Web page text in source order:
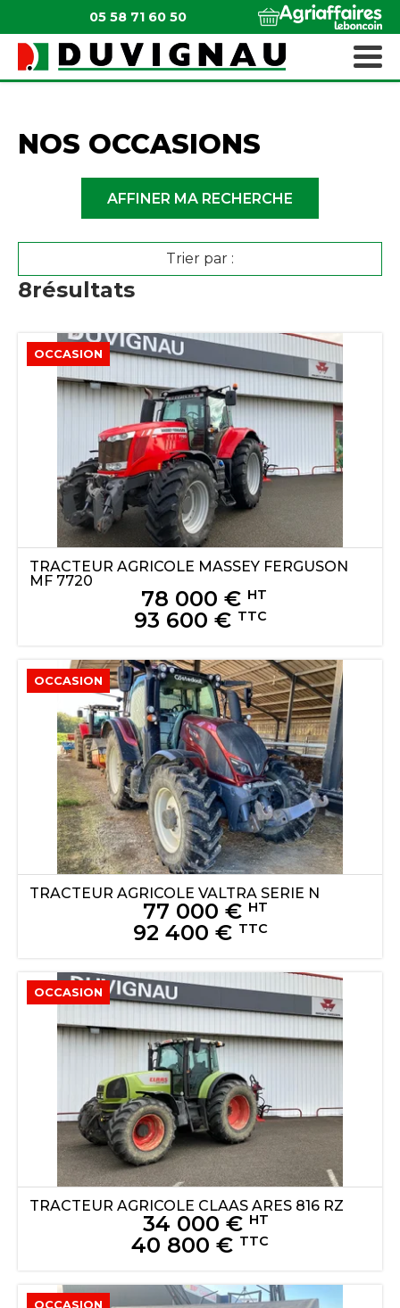
05 58 71 60 50
NOS OCCASIONS
8résultats
Trier par :
AFFINER MA RECHERCHE
OCCASION
TRACTEUR AGRICOLE MASSEY FERGUSON
MF 7720
78 000 € HT
93 600 € TTC
OCCASION
TRACTEUR AGRICOLE VALTRA SERIE N
77 000 € HT
92 400 € TTC
OCCASION
TRACTEUR AGRICOLE CLAAS ARES 816 RZ
34 000 € HT
40 800 € TTC
OCCASION